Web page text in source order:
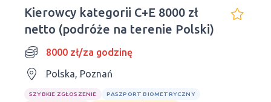
Kierowcy kategorii C+E 8000 zł
netto (podróże na terenie Polski)
8000 zł/za godzinę
Polska, Poznań
SZYBKIE ZGŁOSZENIE
PASZPORT BIOMETRYCZNY